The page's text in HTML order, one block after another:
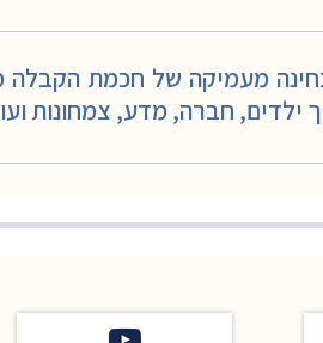
מעמיקה של חכמת הקבלה
ילדים, חברה, מדע, צמחונות